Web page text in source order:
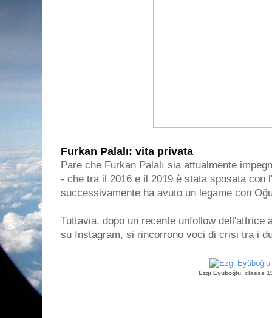
Furkan Palalı: vita privata
Pare che Furkan Palalı sia attualmente
- che tra il 2016 e il 2019 è stata sposata con
successivamente ha avuto un legame con
Tuttavia, dopo un recente unfollow dell'attrice
su Instagram, si rincorrono voci di crisi tra i
Ezgi Eyüboğlu, classe